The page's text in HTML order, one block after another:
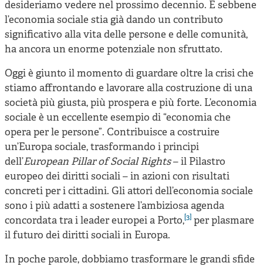
desideriamo vedere nel prossimo decennio. E sebbene
l’economia sociale stia già dando un contributo
significativo alla vita delle persone e delle comunità,
ha ancora un enorme potenziale non sfruttato.
Oggi è giunto il momento di guardare oltre la crisi che
stiamo affrontando e lavorare alla costruzione di una
società più giusta, più prospera e più forte. L’economia
sociale è un eccellente esempio di “economia che
opera per le persone”. Contribuisce a costruire
un’Europa sociale, trasformando i principi
dell’European Pillar of Social Rights– il Pilastro
europeo dei diritti sociali – in azioni con risultati
concreti per i cittadini. Gli attori dell’economia sociale
sono i più adatti a sostenere l’ambiziosa agenda
concordata tra i leader europei a Porto,[3] per plasmare
il futuro dei diritti sociali in Europa.
In poche parole, dobbiamo trasformare le grandi sfide